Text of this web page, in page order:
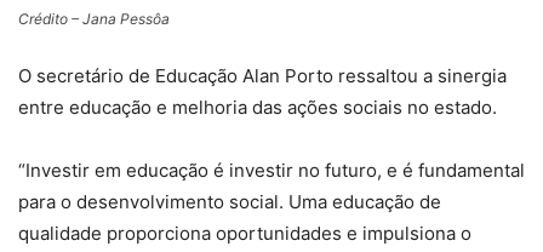
Crédito – Jana Pessôa
O secretário de Educação Alan Porto ressaltou a sinergia
entre educação e melhoria das ações sociais no estado.
“Investir em educação é investir no futuro, e é fundamental
para o desenvolvimento social. Uma educação de
qualidade proporciona oportunidades e impulsiona o